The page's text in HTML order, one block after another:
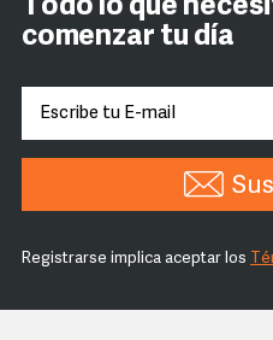
Todo lo que
comenzar tu día
Registrarse implica aceptar los